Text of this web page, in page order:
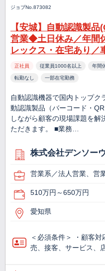
ジョブNo.873082
【安城】自動認識製
営業◆土日休み／年間
レックス・在宅あり／
正社員 従業員1000名以上 年間
転勤なし 一部在宅勤務
自動認識機器で国内トップク
動認識製品（バーコード・
しながら顧客の現場課題を
ただきます。 ■業務…
株式会社デンソー
営業系／法人営業、営
510万円～650万円
愛知県
＜必須条件＞ ・顧客
売、接客、サービス、